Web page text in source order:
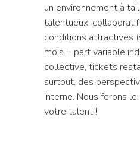
un environnement à
talentueux,
conditions attractives
mois + part variable
collective, tickets
surtout, des
interne. Nous ferons
votre talent !